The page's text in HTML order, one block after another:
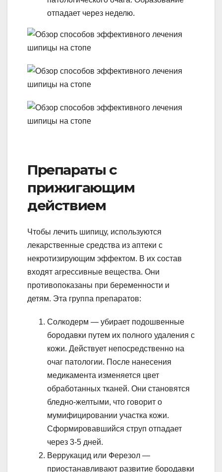
отпадает через неделю.
Препараты с
прижигающим
действием
Чтобы лечить шипицу, используются
лекарственные средства из аптеки с
некротизирующим эффектом. В их состав
входят агрессивные вещества. Они
противопоказаны при беременности и
детям. Эта группа препаратов:
Солкодерм — убирает подошвенные
бородавки путем их полного удаления с
кожи. Действует непосредственно на
очаг патологии. После нанесения
медикамента изменяется цвет
обработанных тканей. Они становятся
бледно-желтыми, что говорит о
мумифицировании участка кожи.
Сформировавшийся струп отпадает
через 3-5 дней.
Веррукацид или Ферезол —
приостанавливают развитие бородавки